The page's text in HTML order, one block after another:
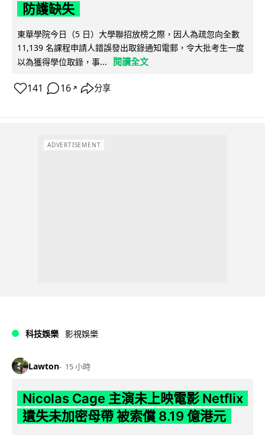
防護缺失
東華學院今日（5 日）大學聯招放榜之際，因人為疏忽向全數
11,139 名課程申請人錯誤發出取錄通知電郵，令大批考生一度
以為獲得學位取錄，事...
閱讀全文
141 16 ↗ 分享
ADVERTISEMENT
科技娛樂 影視娛樂
Lawton 15 小時
Nicolas Cage 主演未上映電影 Netflix
遺失未加密母帶 被索償 8.19 億港元